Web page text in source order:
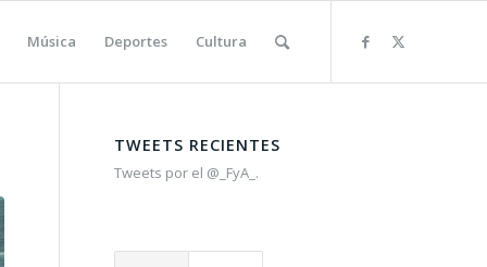
Música Deportes Cultura
TWEETS RECIENTES
Tweets por el @_FyA_.